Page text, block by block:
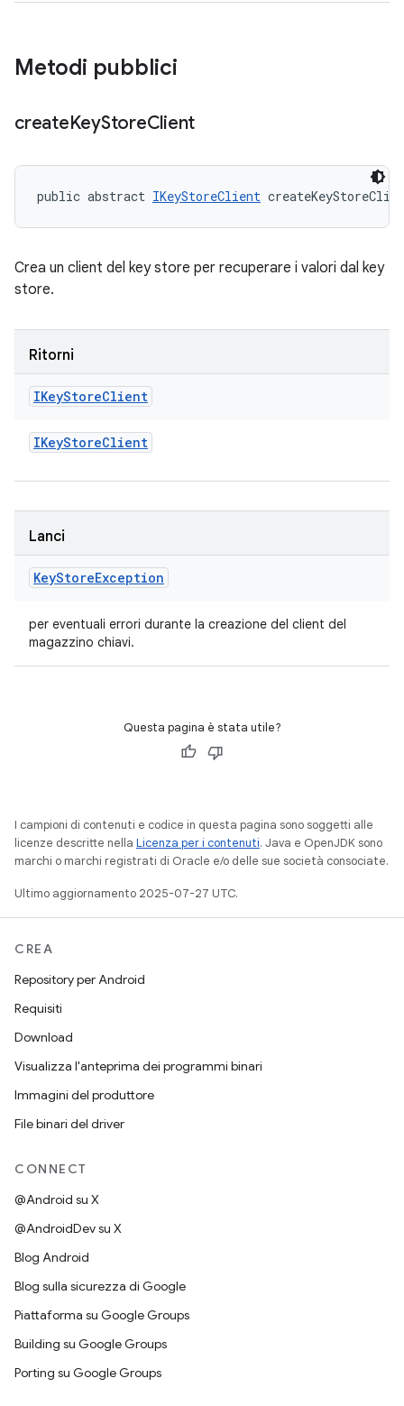
Metodi pubblici
createKeyStoreClient
public abstract IKeyStoreClient
Crea un client del key store per recuperare i valori dal key
store.
Ritorni
IKeyStoreClient
IKeyStoreClient
Lanci
KeyStoreException
per eventuali errori durante la creazione del client del
magazzino chiavi.
Questa pagina è stata utile?
I campioni di contenuti e codice in questa pagina sono soggetti alle
licenze descritte nella Licenza per i contenuti. Java e OpenJDK sono
marchi o marchi registrati di Oracle e/o delle sue società consociate.
Ultimo aggiornamento 2025-07-27 UTC.
CREA
Repository per Android
Requisiti
Download
Visualizza l'anteprima dei programmi binari
Immagini del produttore
File binari del driver
CONNECT
@Android su X
@AndroidDev su X
Blog Android
Blog sulla sicurezza di Google
Piattaforma su Google Groups
Building su Google Groups
Porting su Google Groups